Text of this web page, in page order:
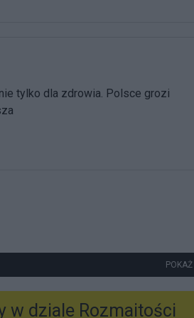
tylko dla zdrowia. Polsce grozi
w dziale Rozmaitości